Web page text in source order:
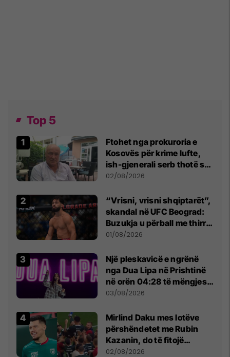
Top 5
Ftohet nga prokuroria e
Kosovës për krime lufte,
ish-gjenerali serb thotë se
dikush e tradhtoi në
02/08/2026
“Vrisni, vrisni shqiptarët”,
skandal në UFC Beograd:
Buzukja u përball me thirrje
anti-shqiptare nga
01/08/2026
Një pleskavicë e ngrënë
nga Dua Lipa në Prishtinë
në orën 04:28 të mëngjesit
- dhe bota digjitale serbe
03/08/2026
Mirlind Daku mes lotëve
përshëndetet me Rubin
Kazanin, do të fitojë
miliona te Spartak Moska
02/08/2026